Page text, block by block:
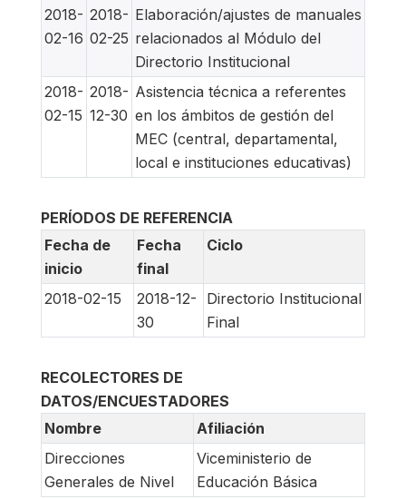
2018-
02-16
2018-
02-25
Elaboración/ajustes de manuales
relacionados al Módulo del
Directorio Institucional
2018-
02-15
2018-
12-30
Asistencia técnica a referentes
en los ámbitos de gestión del
MEC (central, departamental,
local e instituciones educativas)
PERÍODOS DE REFERENCIA
Fecha de
inicio
Fecha
final
Ciclo
2018-02-15
2018-12-
30
Directorio Institucional
Final
RECOLECTORES DE
DATOS/ENCUESTADORES
Nombre
Afiliación
Direcciones
Generales de Nivel
Viceministerio de
Educación Básica